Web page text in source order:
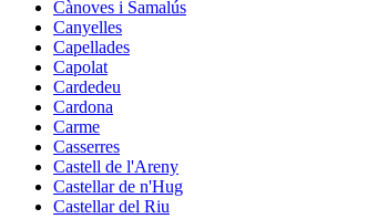
Cànoves i Samalús
Canyelles
Capellades
Capolat
Cardedeu
Cardona
Carme
Casserres
Castell de l'Areny
Castellar de n'Hug
Castellar del Riu